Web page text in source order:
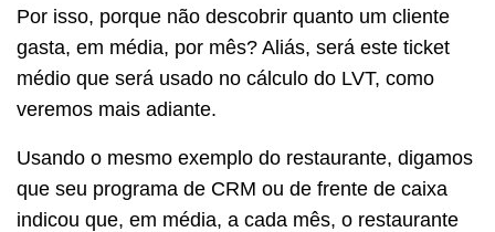
Por isso, porque não descobrir quanto um cliente
gasta, em média, por mês? Aliás, será este ticket
médio que será usado no cálculo do LVT, como
veremos mais adiante.
Usando o mesmo exemplo do restaurante, digamos
que seu programa de CRM ou de frente de caixa
indicou que, em média, a cada mês, o restaurante